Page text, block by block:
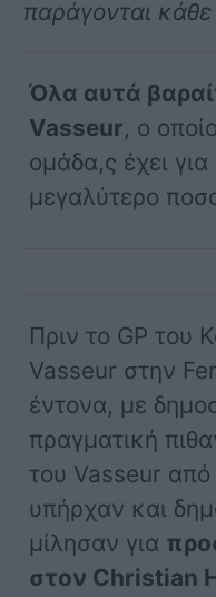
παράγονται
Όλα αυτά
Vasseur, ο
ομάδα,ς έχει
μεγαλύτερο
Πριν το GP του
Vasseur στην
έντονα, με
πραγματική
του Vasseur
υπήρχαν και
μίλησαν για
στον Christian